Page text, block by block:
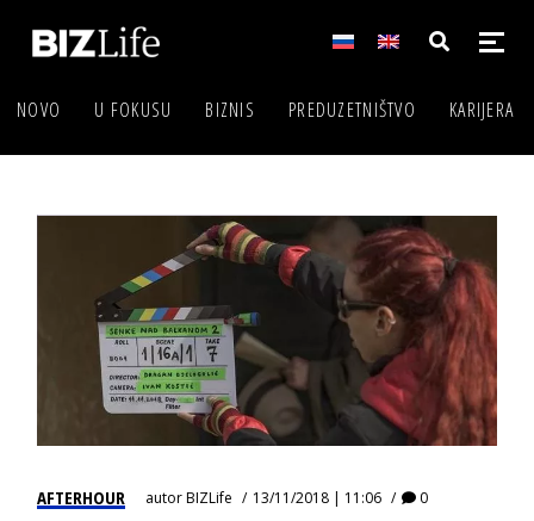
NOVO U FOKUSU BIZNIS PREDUZETNIŠTVO KARIJERA
AFTERHOUR autorBIZLife 13/11/2018 | 11:06 0